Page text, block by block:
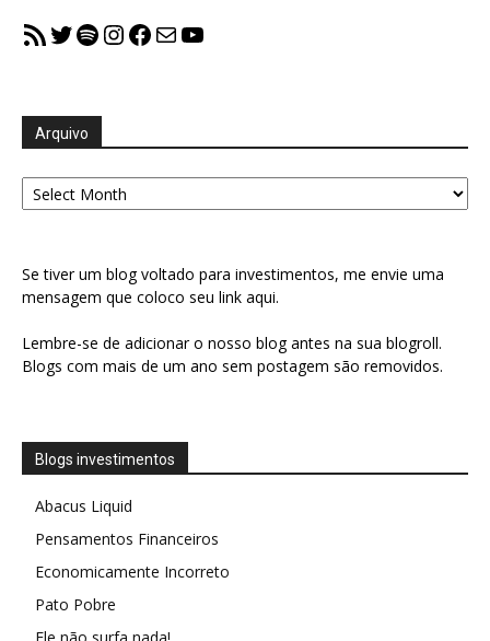
RSS FeedTwitter
Spotify
Instagram
Facebook
MailYouTube
Arquivo
Arquivo
Se tiver um blog voltado para investimentos, me envie uma
mensagem que coloco seu link aqui.
Lembre-se de adicionar o nosso blog antes na sua blogroll.
Blogs com mais de um ano sem postagem são removidos.
Blogs investimentos
Abacus Liquid
Pensamentos Financeiros
Economicamente Incorreto
Pato Pobre